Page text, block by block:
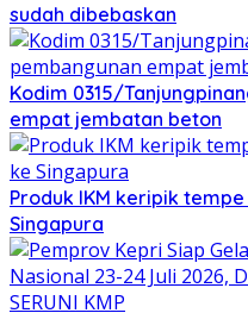
sudah dibebaskan
Kodim 0315/
empat jembatan beton
Produk IKM keripik
Singapura